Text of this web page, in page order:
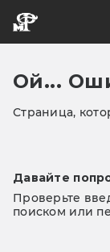
Ой...
Страница,
Давайте
Проверьте
поиском или